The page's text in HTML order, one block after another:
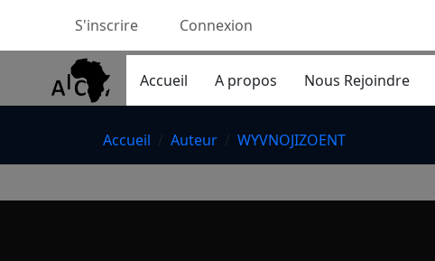
S'inscrire Connexion
Accueil A propos Nous Rejoindre
Accueil Auteur WYVNOJIZOENT